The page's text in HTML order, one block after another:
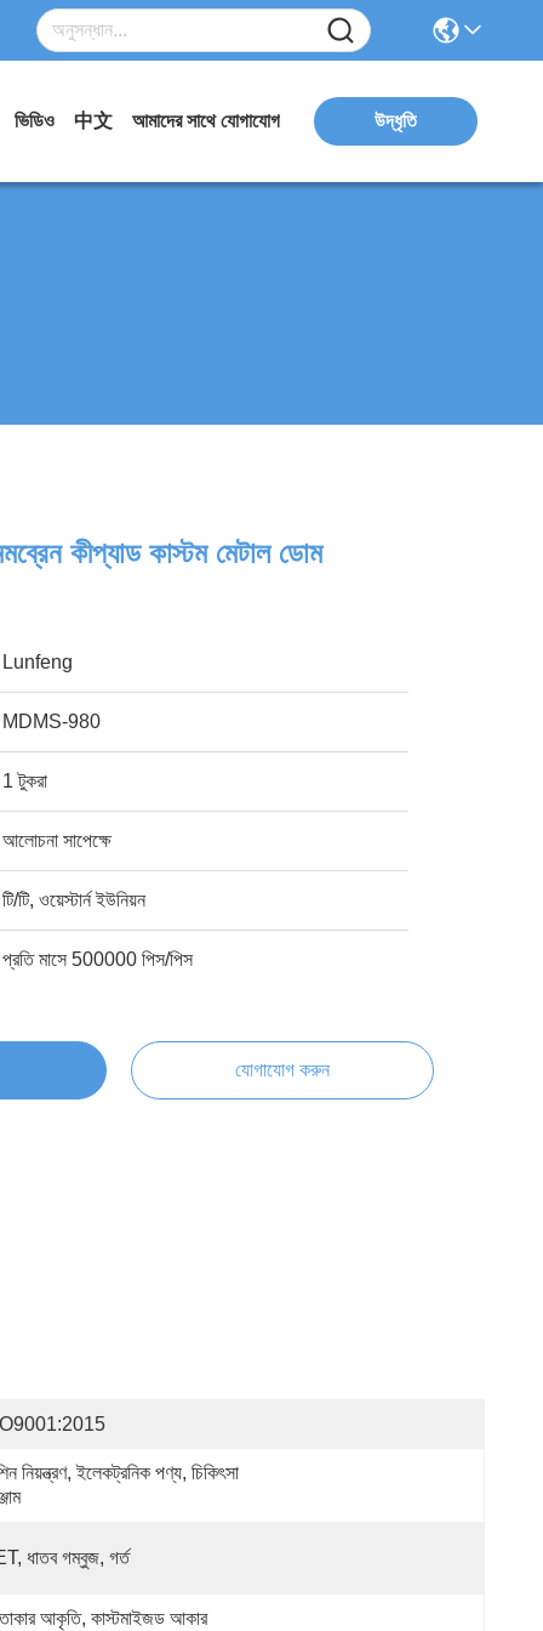
ভিডিও 中文 আমাদের সাথে যোগাযোগ উদ্ধৃতি
কীপ্যাড কাস্টম মেটাল ডোম
Lunfeng
MDMS-980
1 টুকরা
আলোচনা সাপেক্ষে
টি/টি, ওয়েস্টার্ন ইউনিয়ন
প্রতি মাসে 500000 পিস/পিস
যোগাযোগ করুন
নিয়ন্ত্রণ, ইলেকট্রনিক পণ্য, চিকিৎসা
ধাতব গম্বুজ, গর্ত
আকৃতি, কাস্টমাইজড আকার